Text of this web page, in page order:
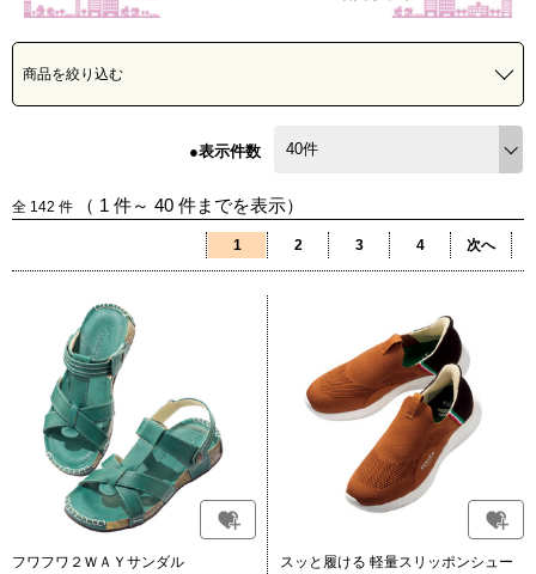
商品を絞り込む
●表示件数
全 142 件 （ 1 件～ 40 件までを表示）
1 2 3 4 次へ
フワフワ２ＷＡＹサンダル
スッと履ける 軽量スリッポンシュー